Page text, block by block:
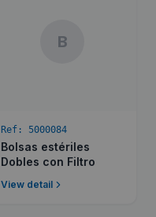
B
Ref: 5000084
Bolsas estériles
Dobles con Filtro
View detail